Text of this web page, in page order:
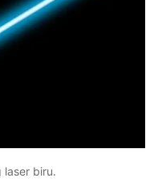
biru.